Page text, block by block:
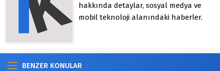
hakkında detaylar, sosyal medya ve
mobil teknoloji alanındaki haberler.
BENZER KONULAR